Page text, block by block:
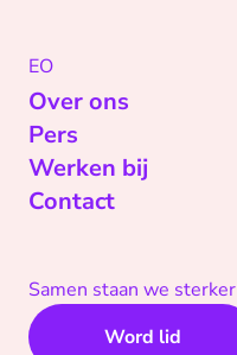
EO
Over ons
Pers
Werken bij
Contact
Samen staan we sterker
Word lid